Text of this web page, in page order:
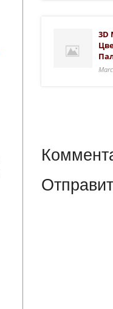
3D